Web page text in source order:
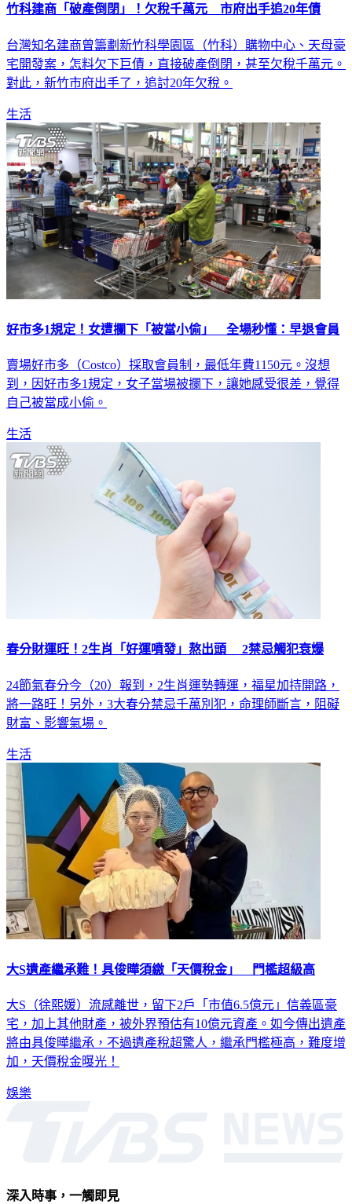
竹科建商「破產倒閉」！欠稅千萬元 市府出手追20年債
台灣知名建商曾籌劃新竹科學園區（竹科）購物中心、天母豪
宅開發案，怎料欠下巨債，直接破產倒閉，甚至欠稅千萬元。
對此，新竹市府出手了，追討20年欠稅。
生活
好市多1規定！女遭攔下「被當小偷」 全場秒懂：早退會員
賣場好市多（Costco）採取會員制，最低年費1150元。沒想
到，因好市多1規定，女子當場被攔下，讓她感受很差，覺得
自己被當成小偷。
生活
春分財運旺！2生肖「好運噴發」熬出頭 2禁忌觸犯衰爆
24節氣春分今（20）報到，2生肖運勢轉運，福星加持開路，
將一路旺！另外，3大春分禁忌千萬別犯，命理師斷言，阻礙
財富、影響氣場。
生活
大S遺產繼承難！具俊曄須繳「天價稅金」 門檻超級高
大S（徐熙媛）流感離世，留下2戶「市值6.5億元」信義區豪
宅，加上其他財產，被外界預估有10億元資產。如今傳出遺產
將由具俊曄繼承，不過遺產稅超驚人，繼承門檻極高，難度增
加，天價稅金曝光！
娛樂
深入時事，一觸即見